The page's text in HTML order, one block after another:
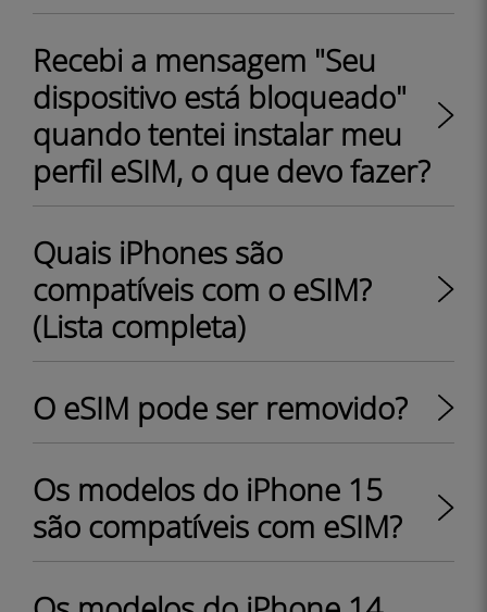
Recebi a mensagem "Seu
dispositivo está bloqueado"
quando tentei instalar meu
perfil eSIM, o que devo fazer?
Quais iPhones são
compatíveis com o eSIM?
(Lista completa)
O eSIM pode ser removido?
Os modelos do iPhone 15
são compatíveis com eSIM?